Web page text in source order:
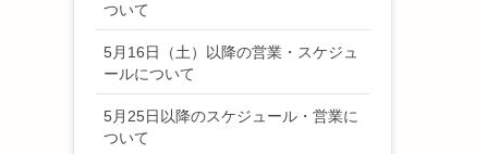
ついて
5月16日（土）以降の営業・スケジュ
ールについて
5月25日以降のスケジュール・営業に
ついて